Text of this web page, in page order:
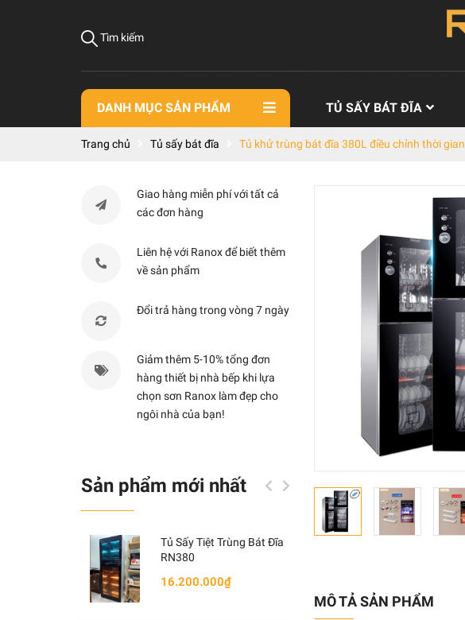
Tìm kiếm
DANH MỤC SẢN PHẨM TỦ SẤY BÁT ĐĨA
Trang chủ Tủ sấy bát đĩa Tủ khử trùng bát đĩa 380L điều chỉnh thời gian
MÔ TẢ SẢN PHẨM
Giao hàng miễn phí với tất cả
các đơn hàng
Liên hệ với Ranox để biết thêm
về sản phẩm
Đổi trả hàng trong vòng 7 ngày
Giảm thêm 5-10% tổng đơn
hàng thiết bị nhà bếp khi lựa
chọn sơn Ranox làm đẹp cho
ngôi nhà của bạn!
Sản phẩm mới nhất
Tủ Sấy Tiệt Trùng Bát Đĩa
RN380
16.200.000₫
12.800.000₫